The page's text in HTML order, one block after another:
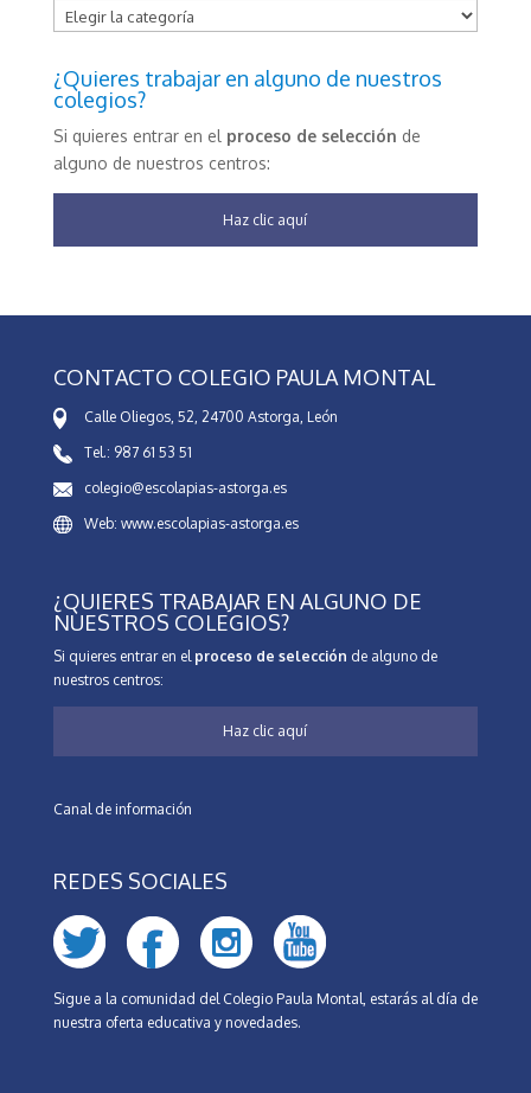
Categorías
¿Quieres trabajar en alguno de nuestros
colegios?
Si quieres entrar en el proceso de selección de
alguno de nuestros centros:
Haz clic aquí
CONTACTO COLEGIO PAULA MONTAL
Calle Oliegos, 52, 24700 Astorga, León
Tel.: 987 61 53 51
colegio@escolapias-astorga.es
Web: www.escolapias-astorga.es
¿QUIERES TRABAJAR EN ALGUNO DE
NUESTROS COLEGIOS?
Si quieres entrar en el proceso de selección de alguno de
nuestros centros:
Haz clic aquí
Canal de información
REDES SOCIALES
Sigue a la comunidad del Colegio Paula Montal, estarás al día de
nuestra oferta educativa y novedades.